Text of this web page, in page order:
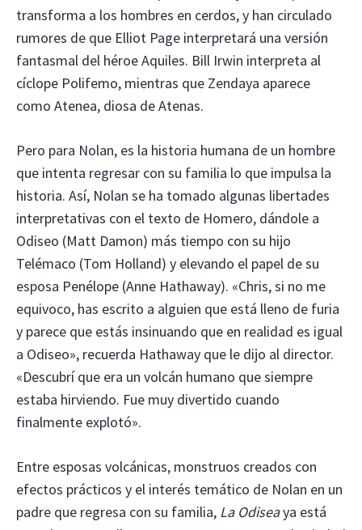
transforma a los hombres en cerdos, y han circulado
rumores de que Elliot Page interpretará una versión
fantasmal del héroe Aquiles. Bill Irwin interpreta al
cíclope Polifemo, mientras que Zendaya aparece
como Atenea, diosa de Atenas.
Pero para Nolan, es la historia humana de un hombre
que intenta regresar con su familia lo que impulsa la
historia. Así, Nolan se ha tomado algunas libertades
interpretativas con el texto de Homero, dándole a
Odiseo (Matt Damon) más tiempo con su hijo
Telémaco (Tom Holland) y elevando el papel de su
esposa Penélope (Anne Hathaway). «Chris, si no me
equivoco, has escrito a alguien que está lleno de furia
y parece que estás insinuando que en realidad es igual
a Odiseo», recuerda Hathaway que le dijo al director.
«Descubrí que era un volcán humano que siempre
estaba hirviendo. Fue muy divertido cuando
finalmente explotó».
Entre esposas volcánicas, monstruos creados con
efectos prácticos y el interés temático de Nolan en un
padre que regresa con su familia, La Odiseaya está